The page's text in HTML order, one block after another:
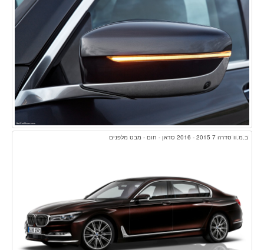
ב.מ.וו סדרה 7 2015 - 2016 סדאן - חום - מבט מלפנים